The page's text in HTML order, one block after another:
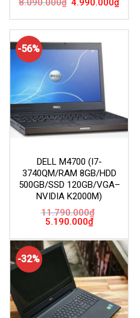
8.090.000₫ 4.990.000₫
-56%
DELL M4700 (I7-
3740QM/RAM 8GB/HDD
500GB/SSD 120GB/VGA–
NVIDIA K2000M)
11.790.000₫
Giá
11.790.000₫.
5.190.000₫Giá
hiện
là:
5.190.000₫.
-32%